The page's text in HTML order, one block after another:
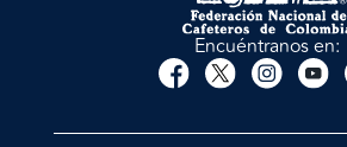
Encuéntranos en: